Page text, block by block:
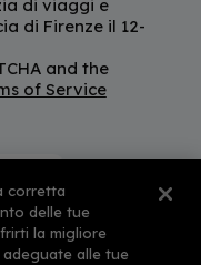
di viaggi e
di Firenze il 12-
and the
of Service
corretta
delle tue
la migliore
alle tue